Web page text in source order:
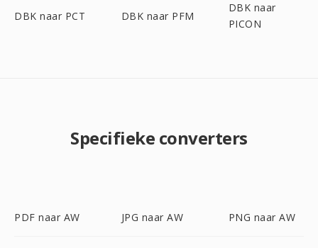
DBK naar PCT DBK naar PFM
DBK naar
PICON
Specifieke converters
PDF naar AW JPG naar AW PNG naar AW